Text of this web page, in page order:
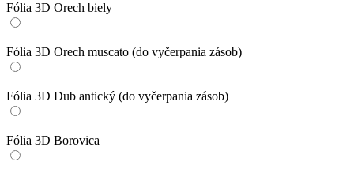
Fólia 3D Orech biely
Fólia 3D Orech muscato (do vyčerpania zásob)
Fólia 3D Dub antický (do vyčerpania zásob)
Fólia 3D Borovica